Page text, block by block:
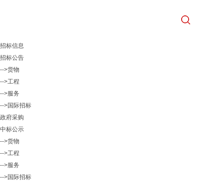
招标信息
招标公告
-->货物
-->工程
-->服务
-->国际招标
政府采购
中标公示
-->货物
-->工程
-->服务
-->国际招标